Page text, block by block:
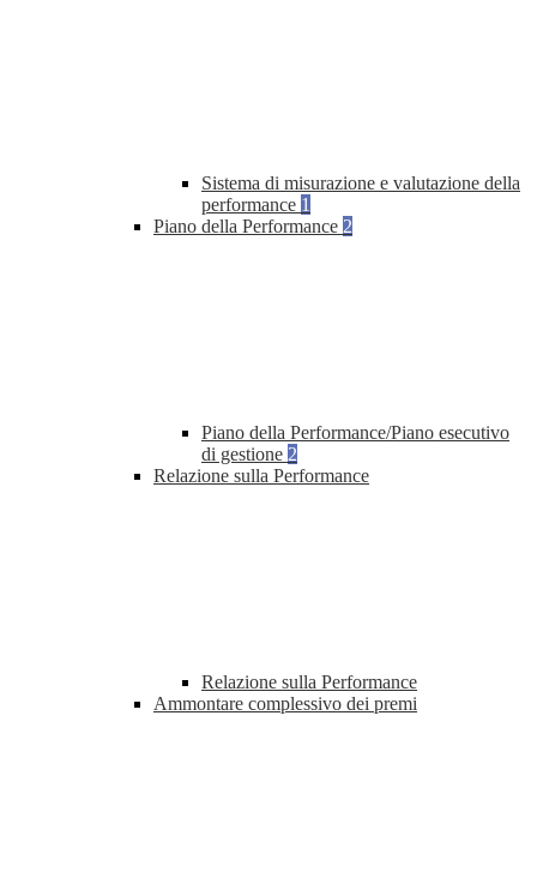
Sistema di misurazione e valutazione della
performance 1
Piano della Performance 2
Piano della Performance/Piano esecutivo
di gestione 2
Relazione sulla Performance
Relazione sulla Performance
Ammontare complessivo dei premi